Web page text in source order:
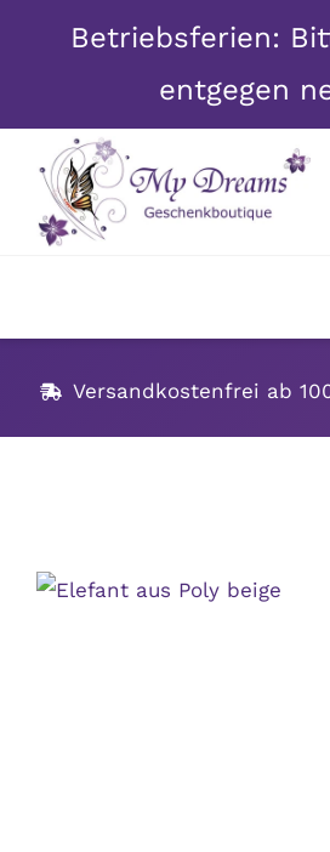
Betriebsferien:
entgegen
content
Versandkostenfrei ab